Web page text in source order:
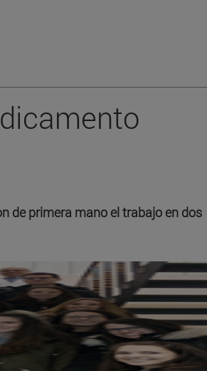
de primera mano el trabajo en dos